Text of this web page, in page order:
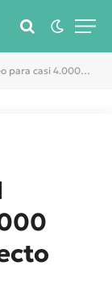
con el Proyecto Ponos